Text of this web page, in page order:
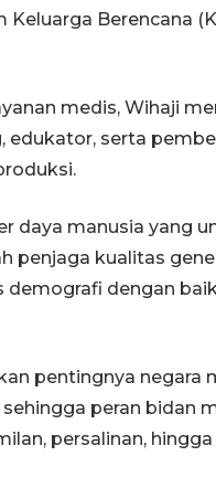
Keluarga Berencana
medis, Wihaji
edukator, serta
daya manusia yang
penjaga kualitas
demografi dengan
pentingnya negara
peran bidan
persalinan,